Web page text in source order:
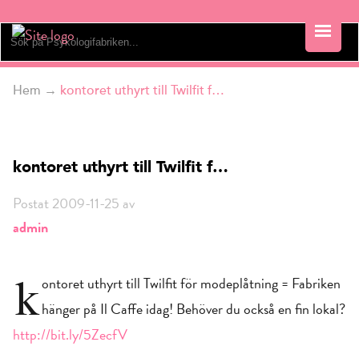
Hem → kontoret uthyrt till Twilfit f…
kontoret uthyrt till Twilfit f…
Postat 2009-11-25 av
admin
kontoret uthyrt till Twilfit för modeplåtning = Fabriken
hänger på Il Caffe idag! Behöver du också en fin lokal?
http://bit.ly/5ZecfV